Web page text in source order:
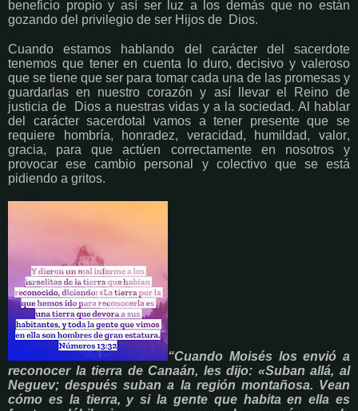
beneficio propio y así ser luz a los demás que no están
gozando del privilegio de ser Hijos de Dios.
Cuando estamos hablando del carácter del sacerdote
tenemos que tener en cuenta lo duro, decisivo y valeroso
que se tiene que ser para tomar cada una de las promesas y
guardarlas en nuestro corazón y así llevar el Reino de
justicia de Dios a nuestras vidas y a la sociedad. Al hablar
del carácter sacerdotal vamos a tener presente que se
requiere hombría, honradez, veracidad, humildad, valor,
gracia, para que actúen correctamente en nosotros y
provocar ese cambio personal y colectivo que se está
pidiendo a gritos.
“Cuando Moisés los envió a
reconocer la tierra de Canaán, les dijo: «Suban allá, al
Neguev; después suban a la región montañosa. Vean
cómo es la tierra, y si la gente que habita en ella es